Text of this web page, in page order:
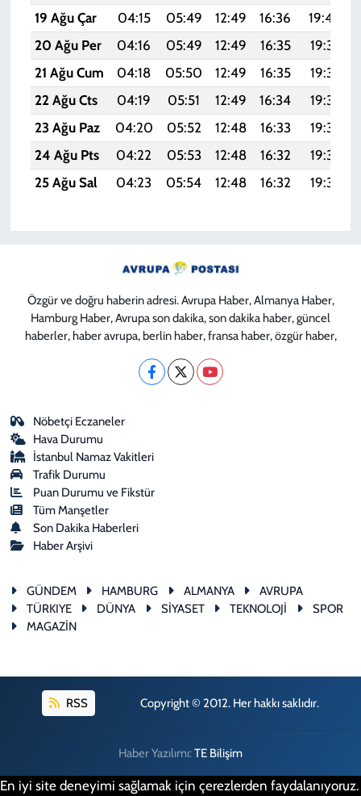
19 Ağu Çar
04:15 05:49 12:49 16:36 19:40
20 Ağu Per
04:16 05:49 12:49 16:35 19:39
21 Ağu Cum
04:18 05:50 12:49 16:35 19:37
22 Ağu Cts
04:19 05:51 12:49 16:34 19:36
23 Ağu Paz
04:20 05:52 12:48 16:33 19:35
24 Ağu Pts
04:22 05:53 12:48 16:32 19:33
25 Ağu Sal
04:23 05:54 12:48 16:32 19:32
Özgür ve doğru haberin adresi. Avrupa Haber, Almanya Haber,
Hamburg Haber, Avrupa son dakika, son dakika haber, güncel
haberler, haber avrupa, berlin haber, fransa haber, özgür haber,
Nöbetçi Eczaneler
Hava Durumu
İstanbul Namaz Vakitleri
Trafik Durumu
Puan Durumu ve Fikstür
Tüm Manşetler
Son Dakika Haberleri
Haber Arşivi
GÜNDEM HAMBURG ALMANYA
AVRUPA
TÜRKIYE
DÜNYA SİYASET TEKNOLOJİ
SPOR
MAGAZİN
RSS Copyright © 2012. Her hakkı saklıdır.
Haber Yazılımı:TE Bilişim
En iyi site deneyimi sağlamak için çerezlerden faydalanıyoruz.